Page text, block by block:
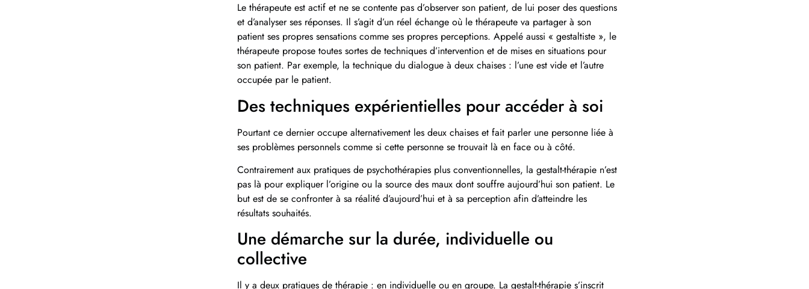
Le thérapeute est actif et ne se contente pas d’observer son patient, de lui poser des questions
et d’analyser ses réponses. Il s’agit d’un réel échange où le thérapeute va partager à son
patient ses propres sensations comme ses propres perceptions. Appelé aussi « gestaltiste », le
thérapeute propose toutes sortes de techniques d’intervention et de mises en situations pour
son patient. Par exemple, la technique du dialogue à deux chaises : l’une est vide et l’autre
occupée par le patient.
Des techniques expérientielles pour accéder à soi
Pourtant ce dernier occupe alternativement les deux chaises et fait parler une personne liée à
ses problèmes personnels comme si cette personne se trouvait là en face ou à côté.
Contrairement aux pratiques de psychothérapies plus conventionnelles, la gestalt-thérapie n’est
pas là pour expliquer l’origine ou la source des maux dont souffre aujourd’hui son patient. Le
but est de se confronter à sa réalité d’aujourd’hui et à sa perception afin d’atteindre les
résultats souhaités.
Une démarche sur la durée, individuelle ou
collective
Il y a deux pratiques de thérapie : en individuelle ou en groupe. La gestalt-thérapie s’inscrit